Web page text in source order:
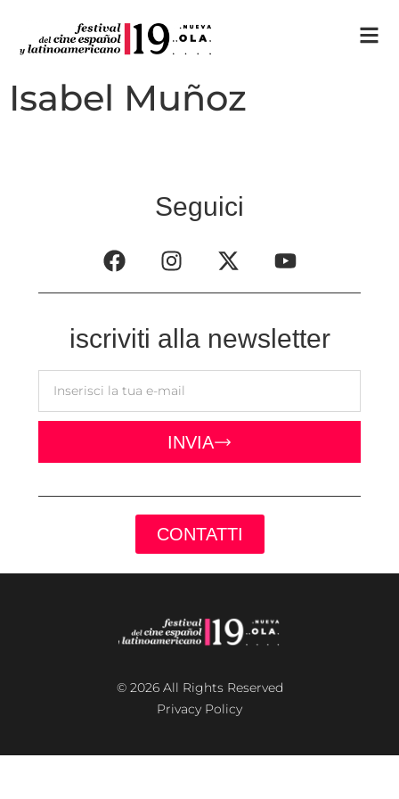
Isabel Muñoz
Seguici
iscriviti alla newsletter
INVIA
CONTATTI
© 2026 All Rights Reserved
Privacy Policy